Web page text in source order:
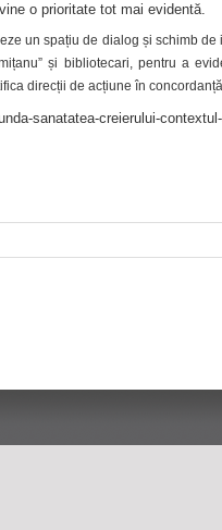
o prioritate tot mai evidentă.
un spațiu de dialog și schimb
și bibliotecari, pentru a
direcții de acțiune în
sanatatea-creierului-